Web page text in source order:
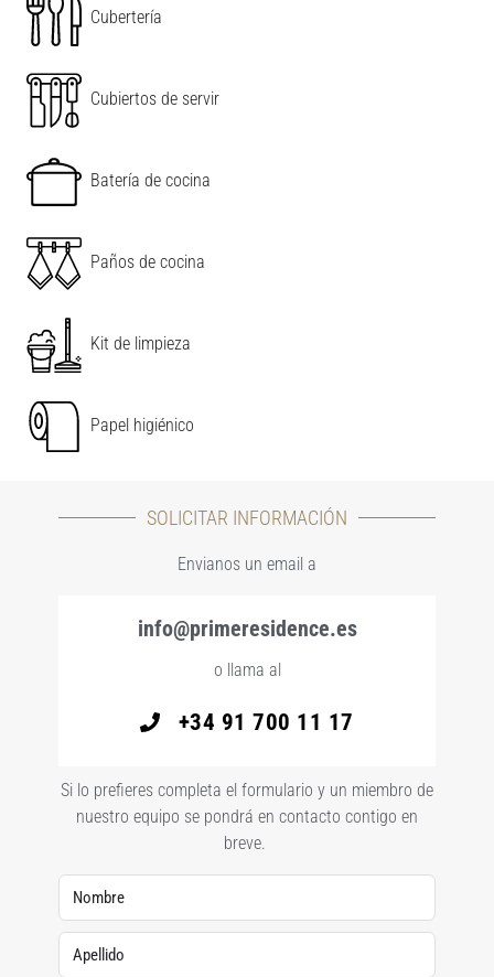
Cubertería
Cubiertos de servir
Batería de cocina
Paños de cocina
Kit de limpieza
Papel higiénico
SOLICITAR INFORMACIÓN
Envianos un email a
info@primeresidence.es
o llama al
+34 91 700 11 17
Si lo prefieres completa el formulario y un miembro de
nuestro equipo se pondrá en contacto contigo en
breve.